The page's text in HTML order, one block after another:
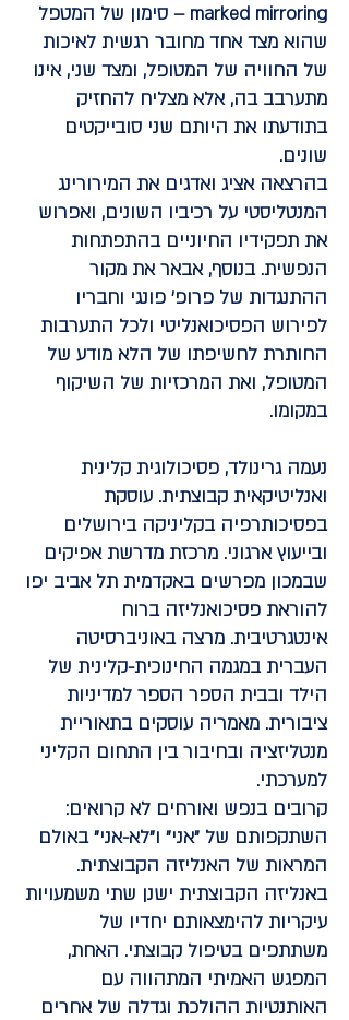
marked mirroring – סימון של המטפל
שהוא מצד אחד מחובר רגשית לאיכות
של החוויה של המטופל, ומצד שני, אינו
מתערבב בה, אלא מצליח להחזיק
בתודעתו את היותם שני סובייקטים
שונים.
בהרצאה אציג ואדגים את המירורינג
המנטליסטי על רכיביו השונים, ואפרוש
את תפקידיו החיוניים בהתפתחות
הנפשית. בנוסף, אבאר את מקור
ההתנגדות של פרופ' פונגי וחבריו
לפירוש הפסיכואנליטי ולכל התערבות
החותרת לחשיפתו של הלא מודע של
המטופל, ואת המרכזיות של השיקוף
במקומו.
נעמה גרינולד, פסיכולוגית קלינית
ואנליטיקאית קבוצתית. עוסקת
בפסיכותרפיה בקליניקה בירושלים
ובייעוץ ארגוני. מרכזת מדרשת אפיקים
שבמכון מפרשים באקדמית תל אביב יפו
להוראת פסיכואנליזה ברוח
אינטגרטיבית. מרצה באוניברסיטה
העברית במגמה החינוכית-קלינית של
הילד ובבית הספר הספר למדיניות
ציבורית. מאמריה עוסקים בתאוריית
מנטליזציה ובחיבור בין התחום הקליני
למערכתי.
קרובים בנפש ואורחים לא קרואים:
השתקפותם של "אני" ו"לא-אני" באולם
המראות של האנליזה הקבוצתית.
באנליזה הקבוצתית ישנן שתי משמעויות
עיקריות להימצאותם יחדיו של
משתתפים בטיפול קבוצתי. האחת,
המפגש האמיתי המתהווה עם
האותנטיות ההולכת וגדלה של אחרים